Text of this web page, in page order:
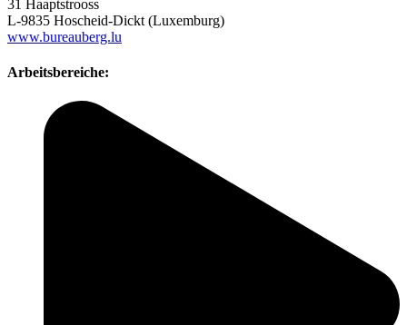
31 Haaptstrooss
L-9835 Hoscheid-Dickt (Luxemburg)
www.bureauberg.lu
Arbeitsbereiche: